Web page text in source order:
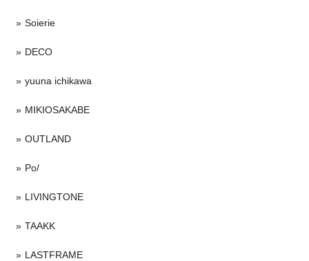
Soierie
DECO
yuuna ichikawa
MIKIOSAKABE
OUTLAND
Po/
LIVINGTONE
TAAKK
LASTFRAME